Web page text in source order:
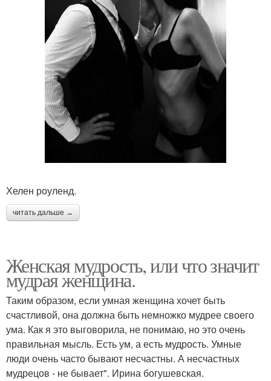
Хелен роуленд.
читать дальше →
Женская мудрость, или что значит
мудрая женщина.
Таким образом, если умная женщина хочет быть
счастливой, она должна быть немножко мудрее своего
ума. Как я это выговорила, не понимаю, но это очень
правильная мысль. Есть ум, а есть мудрость. Умные
люди очень часто бывают несчастны. А несчастных
мудрецов - не бывает". Ирина богушевская.